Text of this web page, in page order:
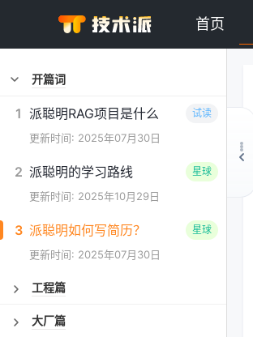
首页
开篇词
1 派聪明RAG项目是什么
更新时间: 2025年07月30日
试读
2 派聪明的学习路线
更新时间: 2025年10月29日
星球
3 派聪明如何写简历？
更新时间: 2025年07月30日
星球
工程篇
大厂篇